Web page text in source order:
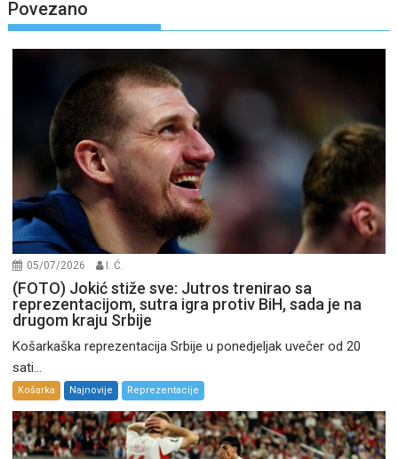
Povezano
05/07/2026 I. Ć.
(FOTO) Jokić stiže sve: Jutros trenirao sa
reprezentacijom, sutra igra protiv BiH, sada je na
drugom kraju Srbije
Košarkaška reprezentacija Srbije u ponedjeljak uvečer od 20
sati...
Košarka Najnovije Reprezentacije